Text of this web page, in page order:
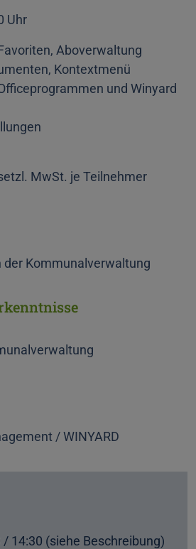
Uhr
Aboverwaltung
Kontextmenü
und Winyard
MwSt. je Teilnehmer
Kommunalverwaltung
/ WINYARD
/ 14:30 (siehe Beschreibung)